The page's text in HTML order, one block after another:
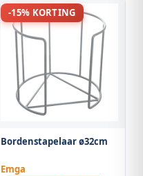
-15% KORTING
Bordenstapelaar ø32cm
Emga